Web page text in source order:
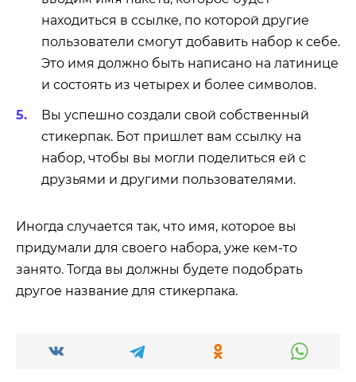
находиться в ссылке, по которой другие
пользователи смогут добавить набор к себе.
Это имя должно быть написано на латинице
и состоять из четырех и более символов.
Вы успешно создали свой собственный
стикерпак. Бот пришлет вам ссылку на
набор, чтобы вы могли поделиться ей с
друзьями и другими пользователями.
Иногда случается так, что имя, которое вы
придумали для своего набора, уже кем-то
занято. Тогда вы должны будете подобрать
другое название для стикерпака.